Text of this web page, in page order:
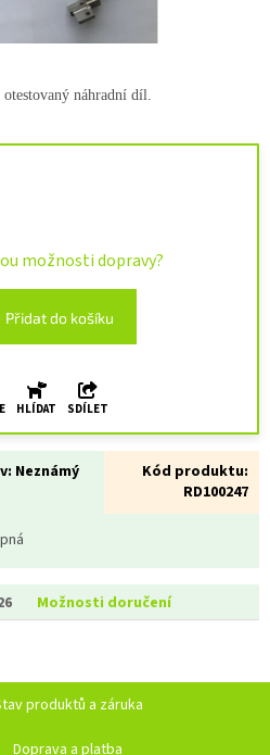
možnosti dopravy?
Přidat do košíku
HLÍDAT SDÍLET
Neznámý
Kód produktu:
RD100247
Možnosti doručení
náhradní díl.
produktů a záruka
Doprava a platba